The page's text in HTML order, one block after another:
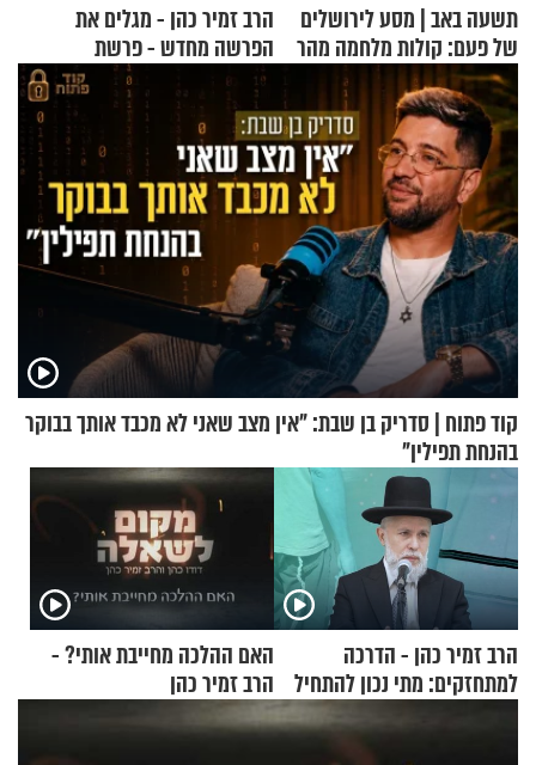
תשעה באב | מסע לירושלים
של פעם: קולות מלחמה מהר
הזיתים
הרב זמיר כהן - מגלים את
הפרשה מחדש - פרשת
משפטים
קוד פתוח | סדריק בן שבת: "אין מצב שאני לא מכבד אותך בבוקר
בהנחת תפילין"
הרב זמיר כהן - הדרכה
למתחזקים: מתי נכון להתחיל
האם ההלכה מחייבת אותי? -
הרב זמיר כהן